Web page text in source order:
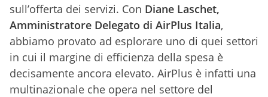
sull’offerta dei servizi. Con Diane Laschet,
Amministratore Delegato di AirPlus Italia,
abbiamo provato ad esplorare uno di quei settori
in cui il margine di efficienza della spesa è
decisamente ancora elevato. AirPlus è infatti una
multinazionale che opera nel settore del